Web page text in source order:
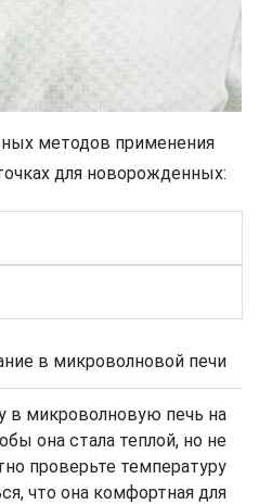
методов применения
для новорожденных:
в микроволновой печи
в микроволновую печь на
она стала теплой, но не
проверьте температуру
что она комфортная для